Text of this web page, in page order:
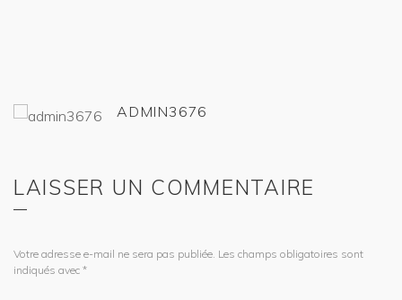
ADMIN3676
LAISSER UN COMMENTAIRE
Votre adresse e-mail ne sera pas publiée. Les champs obligatoires sont
indiqués avec *